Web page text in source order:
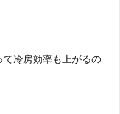
冷房効率も上がるの